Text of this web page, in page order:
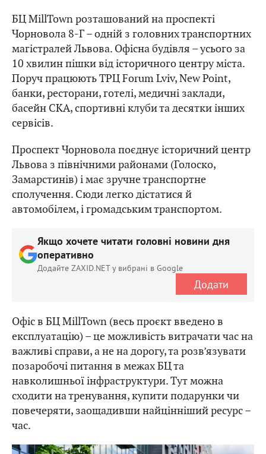
БЦ MillTown розташований на проспекті
Чорновола 8-Г – одній з головних транспортних
магістралей Львова. Офісна будівля – усього за
10 хвилин пішки від історичного центру міста.
Поруч працюють ТРЦ Forum Lviv, New Point,
банки, ресторани, готелі, медичні заклади,
басейн СКА, спортивні клуби та десятки інших
сервісів.
Проспект Чорновола поєднує історичний центр
Львова з північними районами (Голоско,
Замарстинів) і має зручне транспортне
сполучення. Сюди легко дістатися й
автомобілем, і громадським транспортом.
Якщо хочете читати головні новини дня
оперативно
Додайте ZAXID.NET у вибрані в Google
Додати
Офіс в БЦ MillTown (весь проєкт введено в
експлуатацію) – це можливість витрачати час на
важливі справи, а не на дорогу, та розв’язувати
позаробочі питання в межах БЦ та
навколишньої інфраструктури. Тут можна
сходити на тренування, купити подарунки чи
повечеряти, заощадивши найцінніший ресурс –
час.